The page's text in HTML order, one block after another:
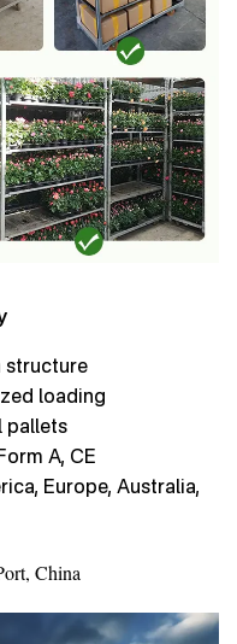
structure
loading
pallets
A, CE
Europe, Australia,
China